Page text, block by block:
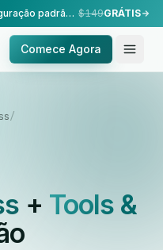
Configuração feita para você — configuração padrão, realizada pela nossa equipe. $149GRÁTIS
Comece Agora
/
+ Tools &